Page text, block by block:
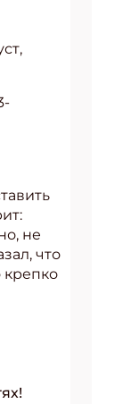
не
что
крепко